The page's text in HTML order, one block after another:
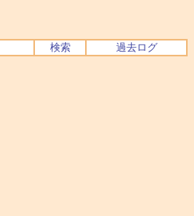
検索 過去ログ